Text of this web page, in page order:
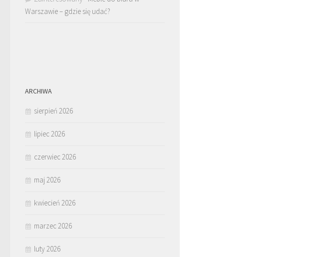
Warszawie – gdzie się udać?
ARCHIWA
sierpień 2026
lipiec 2026
czerwiec 2026
maj 2026
kwiecień 2026
marzec 2026
luty 2026